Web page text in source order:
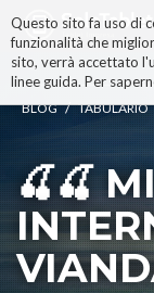
Questo sito fa uso di
funzionalità che
sito, verrà accettato
linee guida. Per
BLOG / TABULARIO
🍒🍒